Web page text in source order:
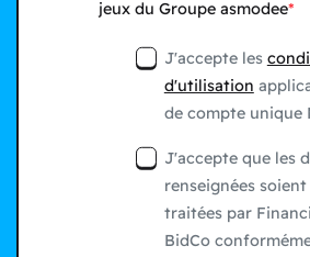
jeux du Groupe asmodee
J'accepte les
d'utilisation
de compte unique
J'accepte que les
renseignées
traitées par
BidCo